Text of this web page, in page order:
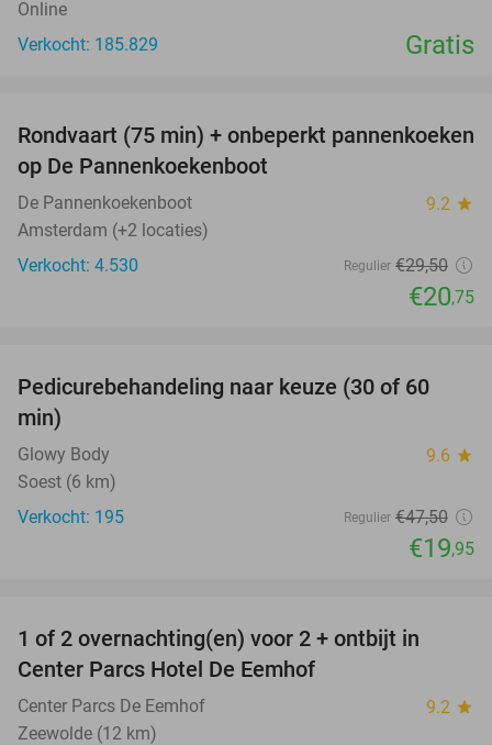
Online
Verkocht: 185.829
Gratis
30%
Rondvaart (75 min) + onbeperkt pannenkoeken
op De Pannenkoekenboot
De Pannenkoekenboot 9.2 star
Amsterdam (+2 locaties)
Verkocht: 4.530
Regulier €29,50
€20,75
58%
Pedicurebehandeling naar keuze (30 of 60
min)
Glowy Body 9.6 star
Soest (6 km)
Verkocht: 195
Regulier €47,50
€19,95
1 of 2 overnachting(en) voor 2 + ontbijt in
Center Parcs Hotel De Eemhof
Center Parcs De Eemhof 9.2 star
Zeewolde (12 km)